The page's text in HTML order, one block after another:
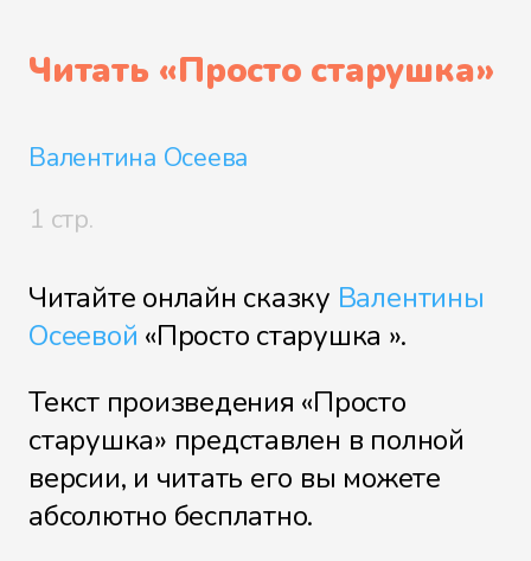
Читать «Просто старушка»
Валентина Осеева
1 стр.
Читайте онлайн сказку Валентины
Осеевой «Просто старушка ».
Текст произведения «Просто
старушка» представлен в полной
версии, и читать его вы можете
абсолютно бесплатно.